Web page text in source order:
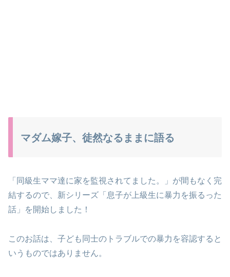
マダム嫁子、徒然なるままに語る
「同級生ママ達に家を監視されてました。」が間もなく完
結するので、新シリーズ「息子が上級生に暴力を振るった
話」を開始しました！
このお話は、子ども同士のトラブルでの暴力を容認すると
いうものではありません。